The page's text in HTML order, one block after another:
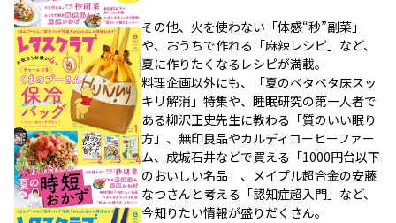
その他、火を使わない「体感“秒”副菜」
や、おうちで作れる「麻辣レシピ」など、
夏に作りたくなるレシピが満載。
料理企画以外にも、「夏のベタベタ床スッ
キリ解消」特集や、睡眠研究の第一人者で
ある柳沢正史先生に教わる「質のいい眠り
方」、無印良品やカルディコーヒーファー
ム、成城石井などで買える「1000円台以下
のおいしい名品」、メイプル超合金の安藤
なつさんと考える「認知症超入門」など、
今知りたい情報が盛りだくさん。